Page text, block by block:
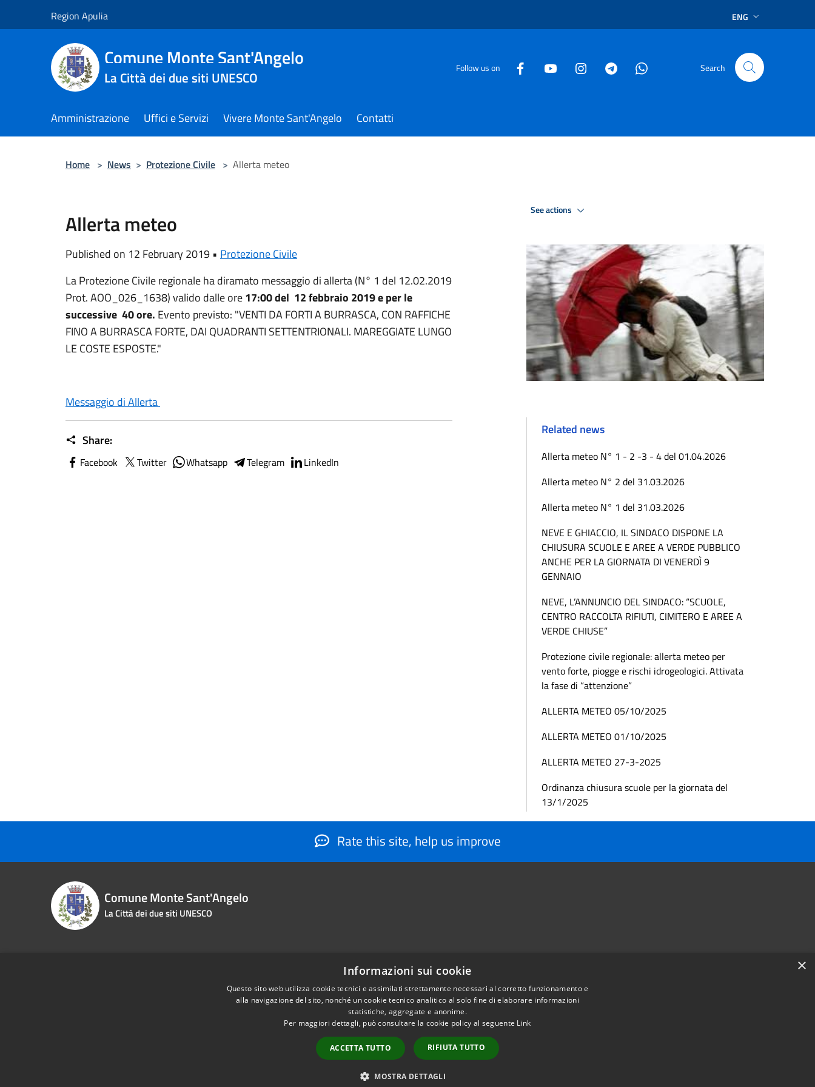
Region Apulia ENG
Comune Monte Sant'Angelo
La Città dei due siti UNESCO
Follow us on Search
Amministrazione Uffici e Servizi Vivere Monte Sant'Angelo Contatti
Home > News > Protezione Civile > Allerta meteo
Allerta meteo
Published on 12 February 2019 • Protezione Civile
La Protezione Civile regionale ha diramato messaggio di allerta (N° 1 del 12.02.2019
Prot. AOO_026_1638) valido dalle ore17:00 del 12 febbraio 2019 e per le
successive 40 ore. Evento previsto: "VENTI DA FORTI A BURRASCA, CON RAFFICHE
FINO A BURRASCA FORTE, DAI QUADRANTI SETTENTRIONALI. MAREGGIATE LUNGO
LE COSTE ESPOSTE."
Messaggio di Allerta
Share:
Facebook Twitter Whatsapp Telegram LinkedIn
See actions
Related news
Allerta meteo N° 1 - 2 -3 - 4 del 01.04.2026
Allerta meteo N° 2 del 31.03.2026
Allerta meteo N° 1 del 31.03.2026
NEVE E GHIACCIO, IL SINDACO DISPONE LA
CHIUSURA SCUOLE E AREE A VERDE PUBBLICO
ANCHE PER LA GIORNATA DI VENERDÌ 9
GENNAIO
NEVE, L’ANNUNCIO DEL SINDACO: “SCUOLE,
CENTRO RACCOLTA RIFIUTI, CIMITERO E AREE A
VERDE CHIUSE”
Protezione civile regionale: allerta meteo per
vento forte, piogge e rischi idrogeologici. Attivata
la fase di “attenzione”
ALLERTA METEO 05/10/2025
ALLERTA METEO 01/10/2025
ALLERTA METEO 27-3-2025
Ordinanza chiusura scuole per la giornata del
13/1/2025
Rate this site, help us improve
Comune Monte Sant'Angelo
La Città dei due siti UNESCO
Phone:0884566206
info@montesantangelo.it
protocollo@montesantangelo.it
Copyright © 2026 • Comune Monte Sant'Angelo • Powered by
×
Informazioni sui cookie
Questo sito web utilizza cookie tecnici e assimilati strettamente necessari al corretto funzionamento e
alla navigazione del sito, nonché un cookie tecnico analitico al solo fine di elaborare informazioni
statistiche, aggregate e anonime.
Per maggiori dettagli, può consultare la cookie policy al seguente Link
ACCETTA TUTTO RIFIUTA TUTTO
MOSTRA DETTAGLI